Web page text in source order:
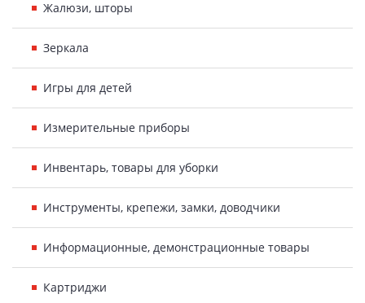
Жалюзи, шторы
Зеркала
Игры для детей
Измерительные приборы
Инвентарь, товары для уборки
Инструменты, крепежи, замки, доводчики
Информационные, демонстрационные товары
Картриджи